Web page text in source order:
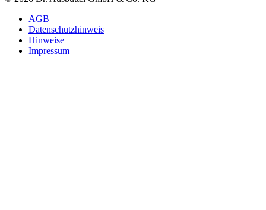
AGB
Datenschutzhinweis
Hinweise
Impressum